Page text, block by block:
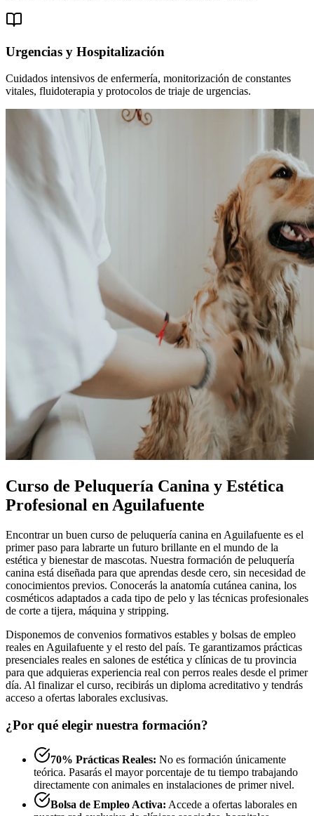
Urgencias y Hospitalización
Cuidados intensivos de enfermería, monitorización de constantes
vitales, fluidoterapia y protocolos de triaje de urgencias.
Curso de Peluquería Canina y Estética
Profesional en Aguilafuente
Encontrar un buen curso de peluquería canina en Aguilafuente es el
primer paso para labrarte un futuro brillante en el mundo de la
estética y bienestar de mascotas. Nuestra formación de peluquería
canina está diseñada para que aprendas desde cero, sin necesidad de
conocimientos previos. Conocerás la anatomía cutánea canina, los
cosméticos adaptados a cada tipo de pelo y las técnicas profesionales
de corte a tijera, máquina y stripping.
Disponemos de convenios formativos estables y bolsas de empleo
reales en Aguilafuente y el resto del país. Te garantizamos prácticas
presenciales reales en salones de estética y clínicas de tu provincia
para que adquieras experiencia real con perros reales desde el primer
día. Al finalizar el curso, recibirás un diploma acreditativo y tendrás
acceso a ofertas laborales exclusivas.
¿Por qué elegir nuestra formación?
70% Prácticas Reales: No es formación únicamente
teórica. Pasarás el mayor porcentaje de tu tiempo trabajando
directamente con animales en instalaciones de primer nivel.
Bolsa de Empleo Activa: Accede a ofertas laborales en